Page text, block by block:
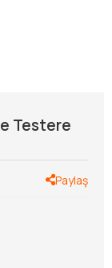
Testere
Paylaş